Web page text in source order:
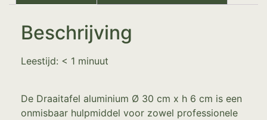
Beschrijving
Leestijd: < 1 minuut
De Draaitafel aluminium Ø 30 cm x h 6 cm is een
onmisbaar hulpmiddel voor zowel professionele